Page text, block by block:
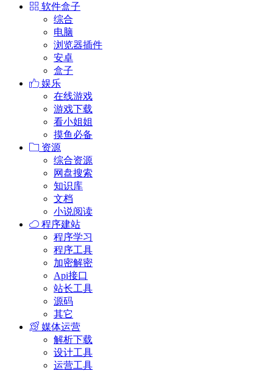
软件盒子
综合
电脑
浏览器插件
安卓
盒子
娱乐
在线游戏
游戏下载
看小姐姐
摸鱼必备
资源
综合资源
网盘搜索
知识库
文档
小说阅读
程序建站
程序学习
程序工具
加密解密
Api接口
站长工具
源码
其它
媒体运营
解析下载
设计工具
运营工具